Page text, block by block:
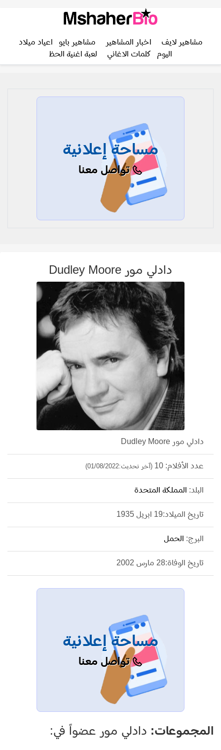
مشاهير لايف اخبار المشاهير مشاهير بايو
اعياد ميلاد
اليوم
كلمات الاغاني لعبة اغنية الحظ
مساحة إعلانية
تواصل معنا
دادلي مور Dudley Moore
دادلي مور Dudley Moore
عدد الأفلام: 10 (آخر تحديث:01/08/2022)
البلد: المملكة المتحدة
تاريخ الميلاد:19 ابريل 1935
البرج: الحمل
تاريخ الوفاة:28 مارس 2002
مساحة إعلانية
تواصل معنا
المجموعات: دادلي مور عضواً في: